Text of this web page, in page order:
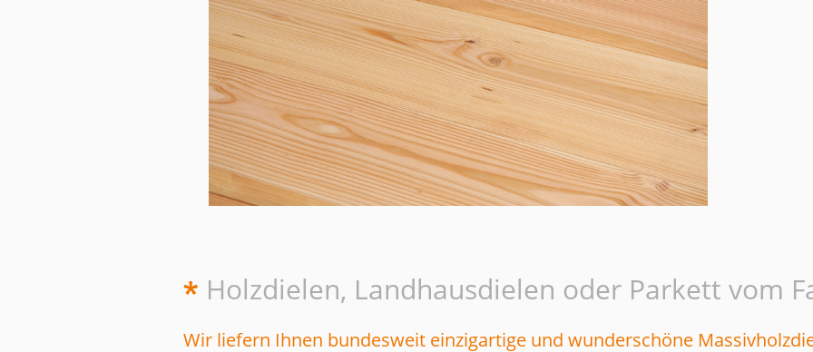
Holzdielen, Landhausdielen oder Parkett vom
Wir liefern Ihnen bundesweit einzigartige und wunderschöne